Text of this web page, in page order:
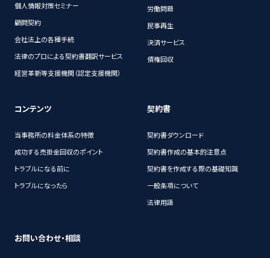
個人情報対策セミナー
顧問契約
会社法上の各種手続
法律のプロによる契約書翻訳サービス
経営革新等支援機関（認定支援機関）
労働問題
民事再生
決済サービス
債権回収
コンテンツ
当事務所の料金体系の特徴
成功する売掛金回収のポイント
トラブルになる前に
トラブルになったら
契約書
契約書ダウンロード
契約書作成の基本的注意点
契約書を作成する際の基礎知識
一般条項について
法律用語
お問い合わせ・相談